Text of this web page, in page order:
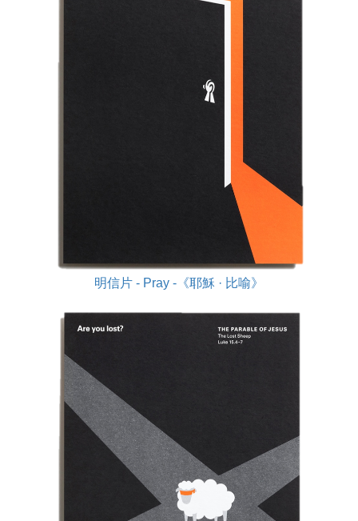
明信片 - Pray -《耶穌 · 比喻》